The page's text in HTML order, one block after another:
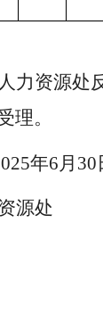
力资源处
理。
年6月30
源处